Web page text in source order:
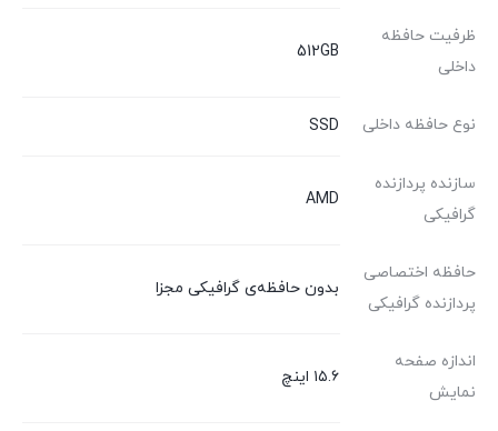
ظرفیت حافظه
داخلی
512GB
نوع حافظه داخلی SSD
سازنده پردازنده
گرافیکی
AMD
حافظه اختصاصی
پردازنده گرافیکی
بدون حافظه‌ی گرافیکی مجزا
اندازه صفحه
نمایش
۱۵.۶ اینچ